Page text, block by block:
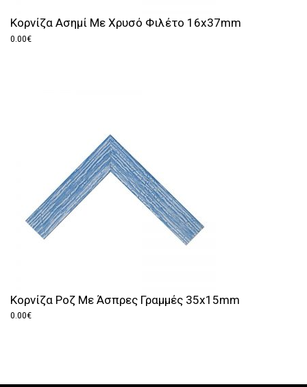
Κορνίζα Ασημί Με Χρυσό Φιλέτο 16x37mm
0.00€
Κορνίζα Ροζ Με Άσπρες Γραμμές 35x15mm
0.00€